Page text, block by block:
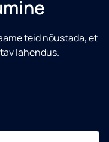
teid nõustada, et
lahendus.